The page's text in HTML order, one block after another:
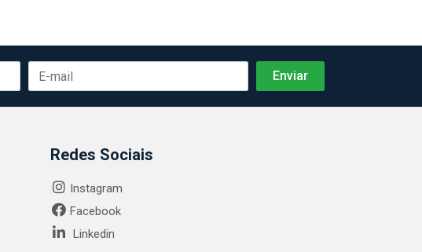
Redes Sociais
Instagram
Facebook
Linkedin